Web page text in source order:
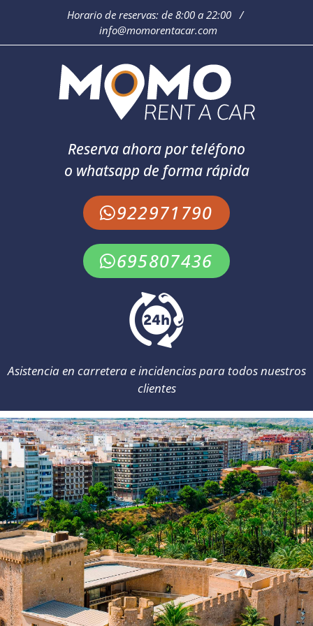
Horario de reservas: de 8:00 a 22:00 /
info@momorentacar.com
Reserva ahora por teléfono
o whatsapp de forma rápida
922971790
695807436
Asistencia en carretera e incidencias para todos nuestros
clientes
Atención al cliente: de 8:00 a 22:00 /
info@momorentacar.com